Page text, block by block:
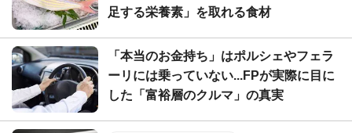
足する栄養素」を取れる食材
「本当のお金持ち」はポルシェやフェラ
ーリには乗っていない...FPが実際に目に
した「富裕層のクルマ」の真実